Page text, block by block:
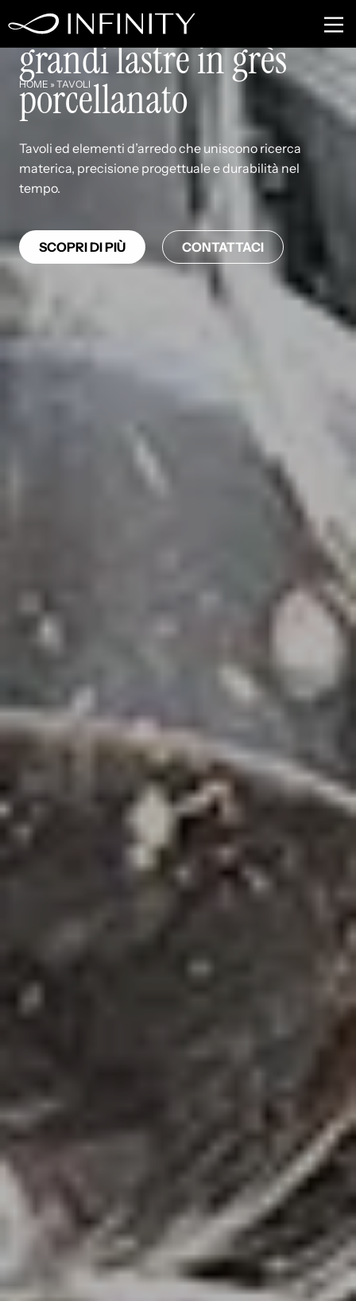
HOME » TAVOLI
Tavoli e arredi con
grandi lastre in grès
porcellanato
Tavoli ed elementi d’arredo che uniscono ricerca
materica, precisione progettuale e durabilità nel
tempo.
SCOPRI DI PIÙ CONTATTACI